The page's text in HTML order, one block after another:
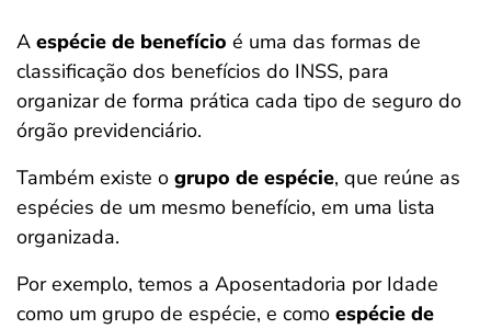
A espécie de benefício é uma das formas de
classificação dos benefícios do INSS, para
organizar de forma prática cada tipo de seguro do
órgão previdenciário.
Também existe o grupo de espécie, que reúne as
espécies de um mesmo benefício, em uma lista
organizada.
Por exemplo, temos a Aposentadoria por Idade
como um grupo de espécie, e como espécie de